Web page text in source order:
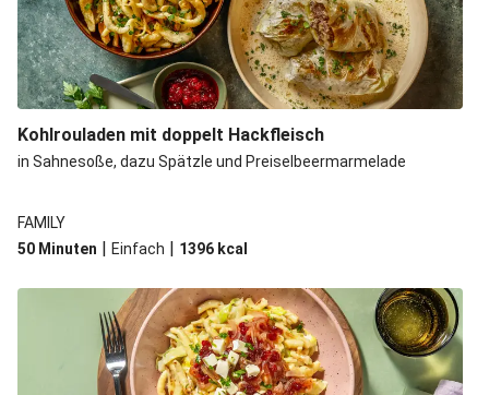
Kohlrouladen mit doppelt Hackfleisch
in Sahnesoße, dazu Spätzle und Preiselbeermarmelade
FAMILY
50 Minuten | Einfach | 1396 kcal